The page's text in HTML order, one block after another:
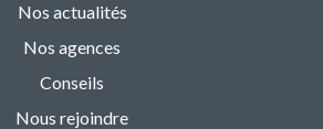
Nos actualités
Nos agences
Conseils
Nous rejoindre